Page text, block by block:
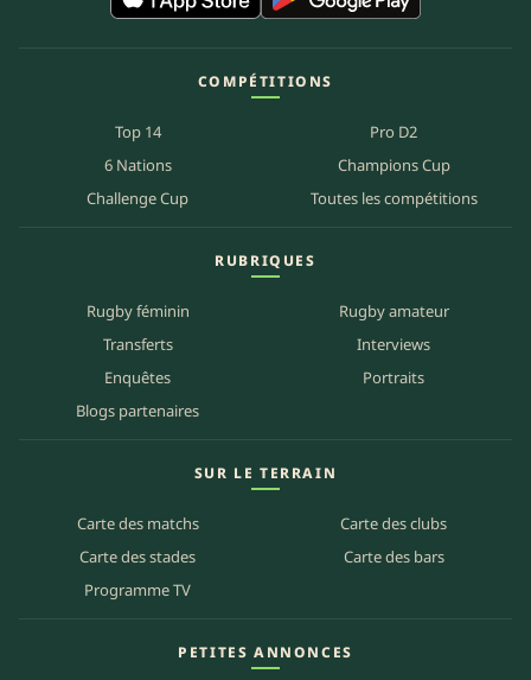
COMPÉTITIONS
Top 14
Pro D2
6 Nations
Champions Cup
Challenge Cup
Toutes les compétitions
RUBRIQUES
Rugby féminin
Rugby amateur
Transferts
Interviews
Enquêtes
Portraits
Blogs partenaires
SUR LE TERRAIN
Carte des matchs
Carte des clubs
Carte des stades
Carte des bars
Programme TV
PETITES ANNONCES